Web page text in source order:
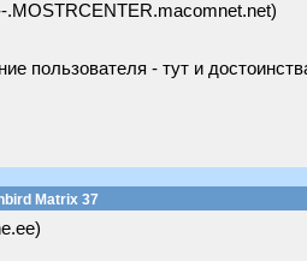
.MOSTRCENTER.macomnet.net)
пользователя - тут и
Matrix 37